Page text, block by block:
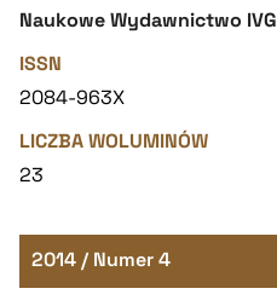
Naukowe Wydawnictwo IVG
ISSN
2084-963X
LICZBA WOLUMINÓW
23
2014 / Numer 4